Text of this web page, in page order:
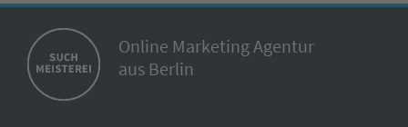
Online Marketing Agentur
aus Berlin